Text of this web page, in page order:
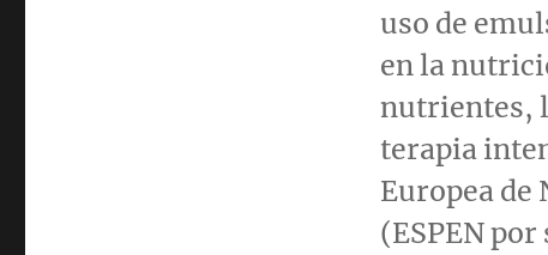
uso de
en la
nutrientes,
terapia
Europea
(ESPEN